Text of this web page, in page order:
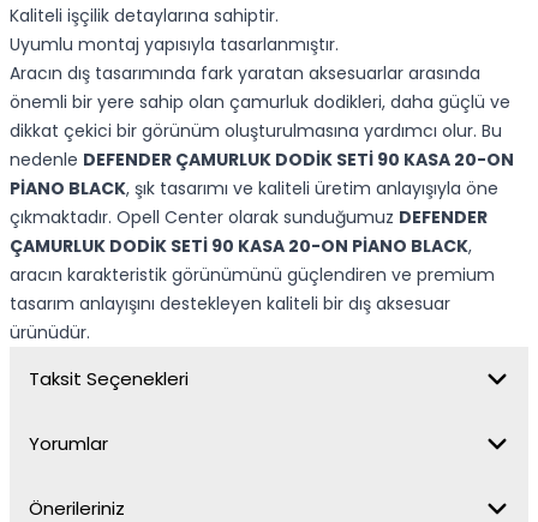
Kaliteli işçilik detaylarına sahiptir.
Uyumlu montaj yapısıyla tasarlanmıştır.
Aracın dış tasarımında fark yaratan aksesuarlar arasında
önemli bir yere sahip olan çamurluk dodikleri, daha güçlü ve
dikkat çekici bir görünüm oluşturulmasına yardımcı olur. Bu
nedenle DEFENDER ÇAMURLUK DODİK SETİ 90 KASA 20-ON
PİANO BLACK, şık tasarımı ve kaliteli üretim anlayışıyla öne
çıkmaktadır. Opell Center olarak sunduğumuz DEFENDER
ÇAMURLUK DODİK SETİ 90 KASA 20-ON PİANO BLACK,
aracın karakteristik görünümünü güçlendiren ve premium
tasarım anlayışını destekleyen kaliteli bir dış aksesuar
ürünüdür.
Taksit Seçenekleri
Yorumlar
Önerileriniz